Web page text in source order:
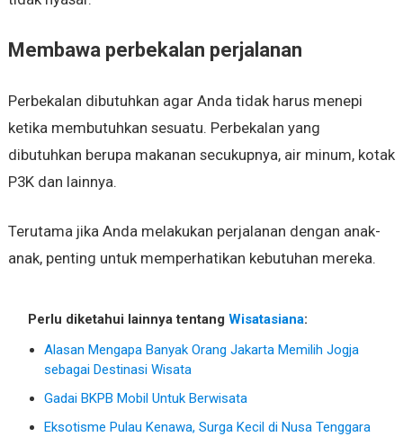
Membawa perbekalan perjalanan
Perbekalan dibutuhkan agar Anda tidak harus menepi
ketika membutuhkan sesuatu. Perbekalan yang
dibutuhkan berupa makanan secukupnya, air minum, kotak
P3K dan lainnya.
Terutama jika Anda melakukan perjalanan dengan anak-
anak, penting untuk memperhatikan kebutuhan mereka.
Perlu diketahui lainnya tentang Wisatasiana:
Alasan Mengapa Banyak Orang Jakarta Memilih Jogja
sebagai Destinasi Wisata
Gadai BKPB Mobil Untuk Berwisata
Eksotisme Pulau Kenawa, Surga Kecil di Nusa Tenggara